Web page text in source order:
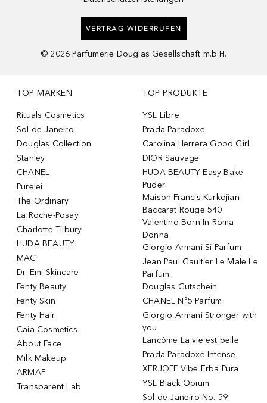
VERTRAG WIDERRUFEN
© 2026 Parfümerie Douglas Gesellschaft m.b.H.
TOP MARKEN
Rituals Cosmetics
Sol de Janeiro
Douglas Collection
Stanley
CHANEL
Purelei
The Ordinary
La Roche-Posay
Charlotte Tilbury
HUDA BEAUTY
MAC
Dr. Emi Skincare
Fenty Beauty
Fenty Skin
Fenty Hair
Caia Cosmetics
About Face
Milk Makeup
ARMAF
Transparent Lab
TOP PRODUKTE
YSL Libre
Prada Paradoxe
Carolina Herrera Good Girl
DIOR Sauvage
HUDA BEAUTY Easy Bake
Puder
Maison Francis Kurkdjian
Baccarat Rouge 540
Valentino Born In Roma
Donna
Giorgio Armani Si Parfum
Jean Paul Gaultier Le Male Le
Parfum
Douglas Gutschein
CHANEL N°5 Parfum
Giorgio Armani Stronger with
you
Lancôme La vie est belle
Prada Paradoxe Intense
XERJOFF Vibe Erba Pura
YSL Black Opium
Sol de Janeiro No. 59